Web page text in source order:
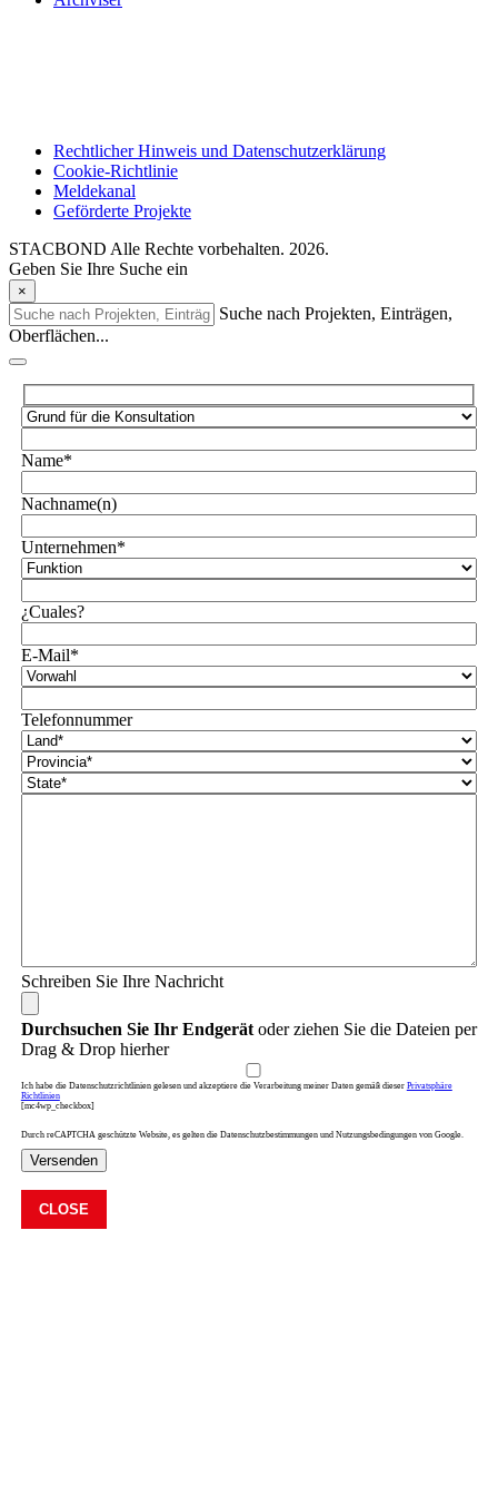
Rechtlicher Hinweis und Datenschutzerklärung
Cookie-Richtlinie
Meldekanal
Geförderte Projekte
STACBOND Alle Rechte vorbehalten. 2026.
Geben Sie Ihre Suche ein
×
Suche nach Projekten, Einträgen,
Oberflächen...
Name*
Nachname(n)
Unternehmen*
¿Cuales?
E-Mail*
Telefonnummer
Schreiben Sie Ihre Nachricht
Durchsuchen Sie Ihr Endgerätoder ziehen Sie die Dateien per
Drag & Drop hierher
Ich habe die Datenschutzrichtlinien gelesen und akzeptiere die Verarbeitung meiner Daten gemäß dieser Privatsphäre
Richtlinien
[mc4wp_checkbox]
Durch reCAPTCHA geschützte Website, es gelten die Datenschutzbestimmungen und Nutzungsbedingungen von Google.
Versenden
CLOSE